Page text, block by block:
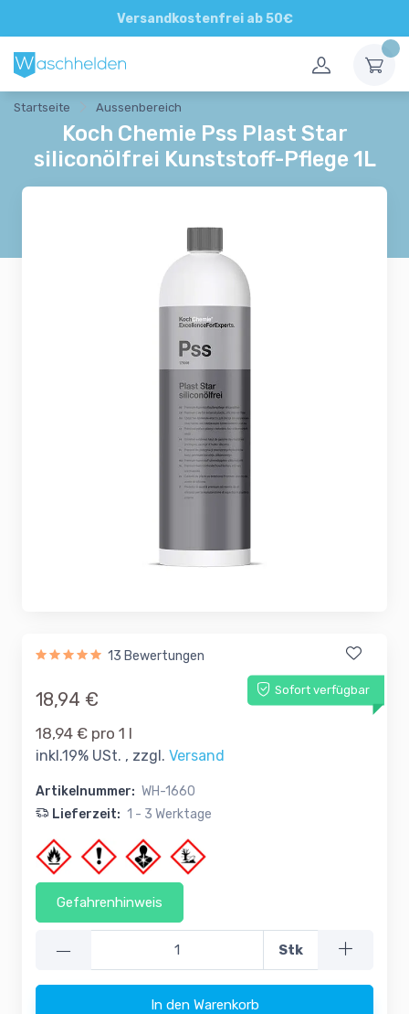
Versandkostenfrei ab 50€
Direkte und persönliche Beratung
Startseite Aussenbereich
Koch Chemie Pss Plast Star
siliconölfrei Kunststoff-Pflege 1L
13 Bewertungen
Sofort verfügbar
18,94 €
18,94 € pro 1 l
inkl.19% USt. , zzgl. Versand
Artikelnummer: WH-1660
Lieferzeit: 1 - 3 Werktage
Gefahrenhinweis
— Stk
In den Warenkorb